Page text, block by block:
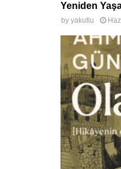
Yeniden
by yakutlu